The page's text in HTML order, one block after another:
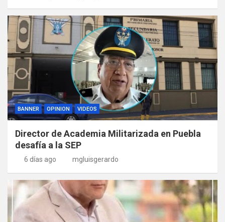
BANNER OPINION VIDEOS
Director de Academia Militarizada en Puebla
desafía a la SEP
6 días ago mgluisgerardo